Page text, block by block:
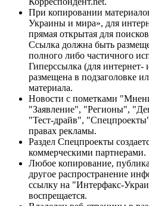
При копировании
Украины и мира», для
прямая открытая для
Ссылка должна быть
полного либо частичного
Гиперссылка (для
размещена в подзаголовке
материала.
Новости с пометками
"Заявление", "Регионы",
"Тест-драйв",
правах рекламы.
Раздел Спецпроекты
коммерческими партнерами.
Любое копирование,
другое распространение
ссылку на "Интерфакс-
воспрещается.